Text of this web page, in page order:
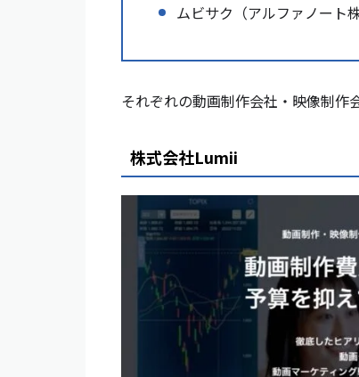
ムビサク（アルファノート
それぞれの動画制作会社・映像制作
株式会社Lumii